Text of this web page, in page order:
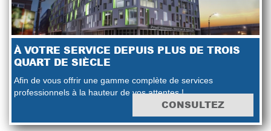
À VOTRE SERVICE DEPUIS PLUS DE TROIS
QUART DE SIÈCLE
Afin de vous offrir une gamme complète de services
professionnels à la hauteur de vos attentes !
CONSULTEZ